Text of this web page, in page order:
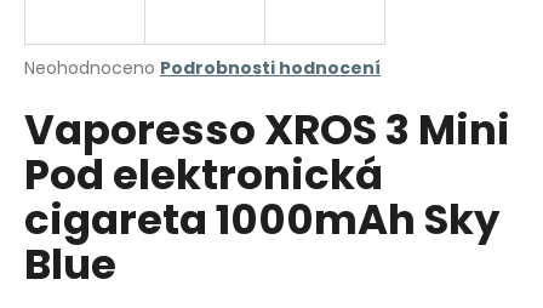
Průměrné
produktu
je
0,0
5
hvězdiček.
Neohodnoceno Podrobnosti hodnocení
Vaporesso XROS 3 Mini
Pod elektronická
cigareta 1000mAh Sky
Blue
j
t
?